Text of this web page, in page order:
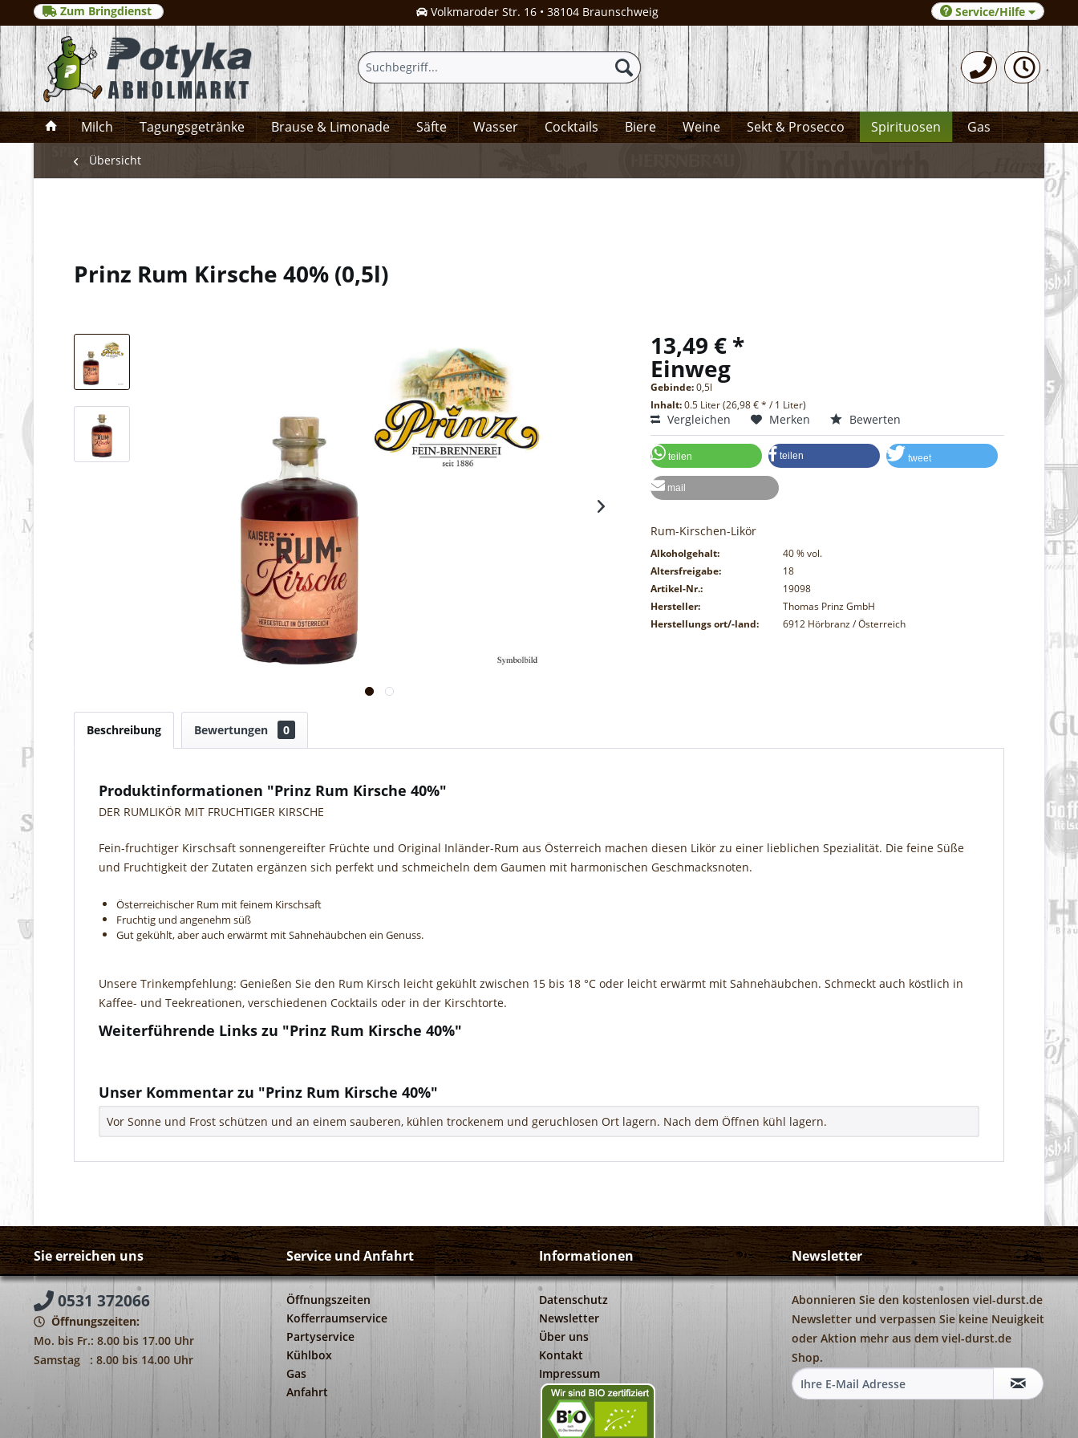
Zum Bringdienst Volkmaroder Str. 16 • 38104 Braunschweig 0531-372066
Service/Hilfe
Milch Tagungsgetränke Brause & Limonade Säfte Wasser Cocktails Biere Weine Sekt & Prosecco Spirituosen Gas
Übersicht
Prinz Rum Kirsche 40% (0,5l)
13,49 € *
Einweg
Gebinde:0,5l
Inhalt:0.5 Liter (26,98 € * / 1 Liter)
Vergleichen Merken Bewerten
teilen teilen tweet
mail
Rum-Kirschen-Likör
Alkoholgehalt: 40% vol.
Altersfreigabe:
18
Artikel-Nr.:
19098
Hersteller:
Thomas Prinz GmbH
Herstellungs ort/-land:
6912 Hörbranz / Österreich
Beschreibung Bewertungen 0
Produktinformationen "Prinz Rum Kirsche 40%"
DER RUMLIKÖR MIT FRUCHTIGER KIRSCHE
Fein-fruchtiger Kirschsaft sonnengereifter Früchte und Original Inländer-Rum aus Österreich machen diesen Likör zu einer lieblichen Spezialität. Die feine Süße
und Fruchtigkeit der Zutaten ergänzen sich perfekt und schmeicheln dem Gaumen mit harmonischen Geschmacksnoten.
Österreichischer Rum mit feinem Kirschsaft
Fruchtig und angenehm süß
Gut gekühlt, aber auch erwärmt mit Sahnehäubchen ein Genuss.
Unsere Trinkempfehlung: Genießen Sie den Rum Kirsch leicht gekühlt zwischen 15 bis 18 °C oder leicht erwärmt mit Sahnehäubchen. Schmeckt auch köstlich in
Kaffee- und Teekreationen, verschiedenen Cocktails oder in der Kirschtorte.
Weiterführende Links zu "Prinz Rum Kirsche 40%"
Unser Kommentar zu "Prinz Rum Kirsche 40%"
Vor Sonne und Frost schützen und an einem sauberen, kühlen trockenem und geruchlosen Ort lagern. Nach dem Öffnen kühl lagern.
Sie erreichen uns
0531 372066
Öffnungszeiten:
Mo. bis Fr.: 8.00 bis 17.00 Uhr
Samstag : 8.00 bis 14.00 Uhr
Service und Anfahrt
Öffnungszeiten
Kofferraumservice
Partyservice
Kühlbox
Gas
Anfahrt
Informationen
Datenschutz
Newsletter
Über uns
Kontakt
Impressum
Newsletter
Abonnieren Sie den kostenlosen viel-durst.de
Newsletter und verpassen Sie keine Neuigkeit
oder Aktion mehr aus dem viel-durst.de
Shop.